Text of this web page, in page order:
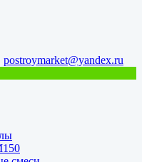
postroymarket@yandex.ru